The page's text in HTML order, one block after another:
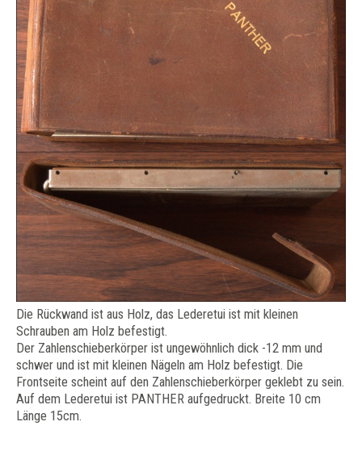
Die Rückwand ist aus Holz, das Lederetui ist mit kleinen
Schrauben am Holz befestigt.
Der Zahlenschieberkörper ist ungewöhnlich dick -12 mm und
schwer und ist mit kleinen Nägeln am Holz befestigt. Die
Frontseite scheint auf den Zahlenschieberkörper geklebt zu sein.
Auf dem Lederetui ist PANTHER aufgedruckt. Breite 10 cm
Länge 15cm.